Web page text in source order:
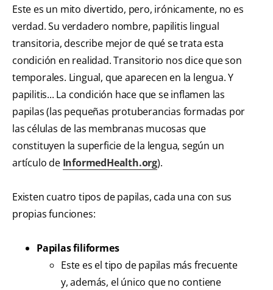
Este es un mito divertido, pero, irónicamente, no es
verdad. Su verdadero nombre, papilitis lingual
transitoria, describe mejor de qué se trata esta
condición en realidad. Transitorio nos dice que son
temporales. Lingual, que aparecen en la lengua. Y
papilitis... La condición hace que se inflamen las
papilas (las pequeñas protuberancias formadas por
las células de las membranas mucosas que
constituyen la superficie de la lengua, según un
artículo de InformedHealth.org).
Existen cuatro tipos de papilas, cada una con sus
propias funciones:
Papilas filiformes
Este es el tipo de papilas más frecuente
y, además, el único que no contiene